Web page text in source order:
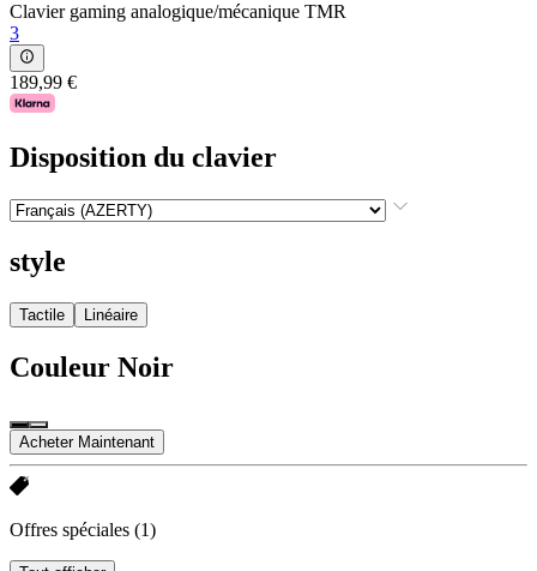
Clavier gaming analogique/mécanique TMR
3
189,99 €
Disposition du clavier
style
Tactile Linéaire
Couleur Noir
Acheter Maintenant
Offres spéciales (1)